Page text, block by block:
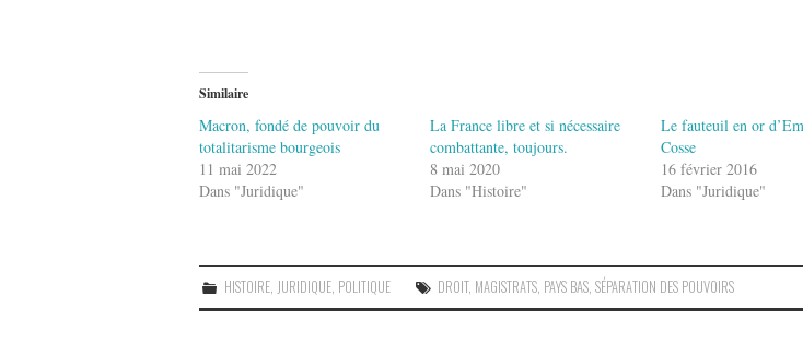
Similaire
Macron, fondé de pouvoir du
totalitarisme bourgeois
11 mai 2022
Dans "Juridique"
La France libre et si nécessaire
combattante, toujours.
8 mai 2020
Dans "Histoire"
Le fauteuil en or
Cosse
16 février 2016
Dans "Juridique"
HISTOIRE JURIDIQUE POLITIQUE DROIT, MAGISTRATS PAYS BAS ,SÉPARATION DES POUVOIRS